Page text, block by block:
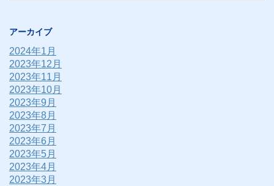
アーカイブ
2024年1月
2023年12月
2023年11月
2023年10月
2023年9月
2023年8月
2023年7月
2023年6月
2023年5月
2023年4月
2023年3月